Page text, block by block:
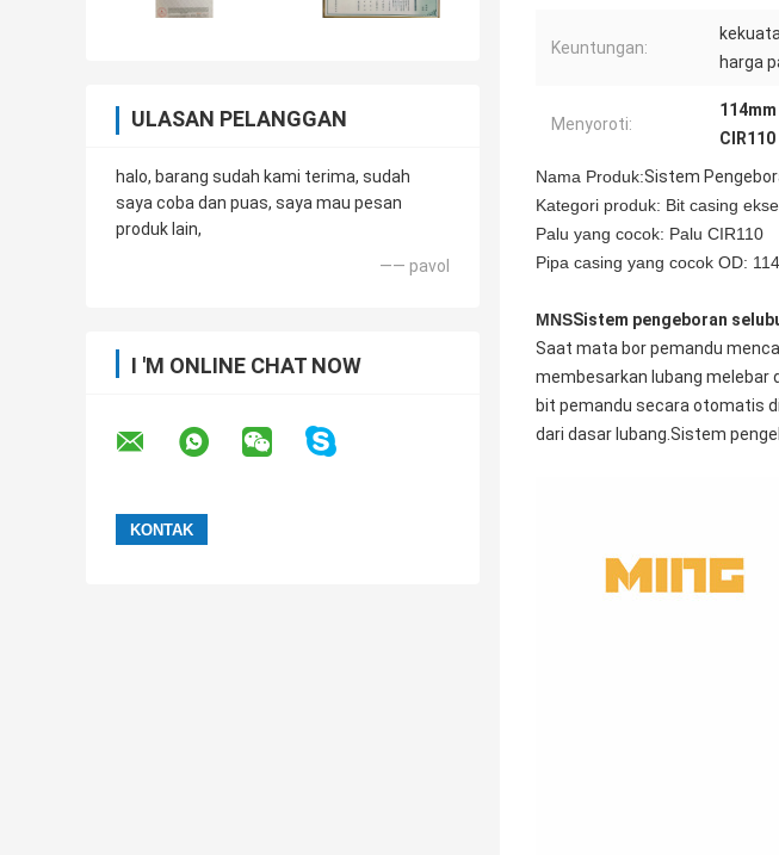
ULASAN PELANGGAN
halo, barang sudah kami terima, sudah
saya coba dan puas, saya mau pesan
produk lain,
—— pavol
I 'M ONLINE CHAT NOW
Keuntungan:
harga
Menyoroti:
Nama Produk:Sistem
Kategori produk: Bit casing
Palu yang cocok: Palu CIR110
Pipa casing yang cocok OD:
MNSSistem pengeboran
Saat mata bor pemandu
membesarkan lubang melebar
bit pemandu secara otomatis
dari dasar lubang.Sistem